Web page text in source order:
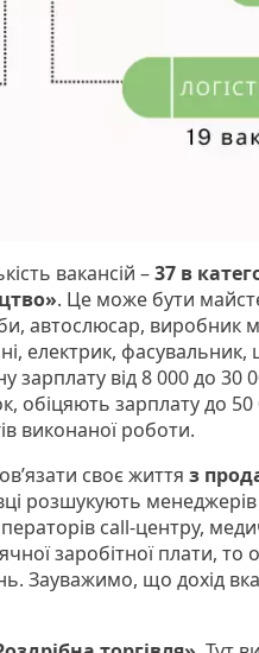
вакансій –37 в
. Це може бути
автослюсар, виробник
електрик, фасувальник,
зарплату від 8 000 до 30
обіцяють зарплату до 50
виконаної роботи.
своє життя з
розшукують
call-центру,
заробітної плати, то
Зауважимо, що дохід